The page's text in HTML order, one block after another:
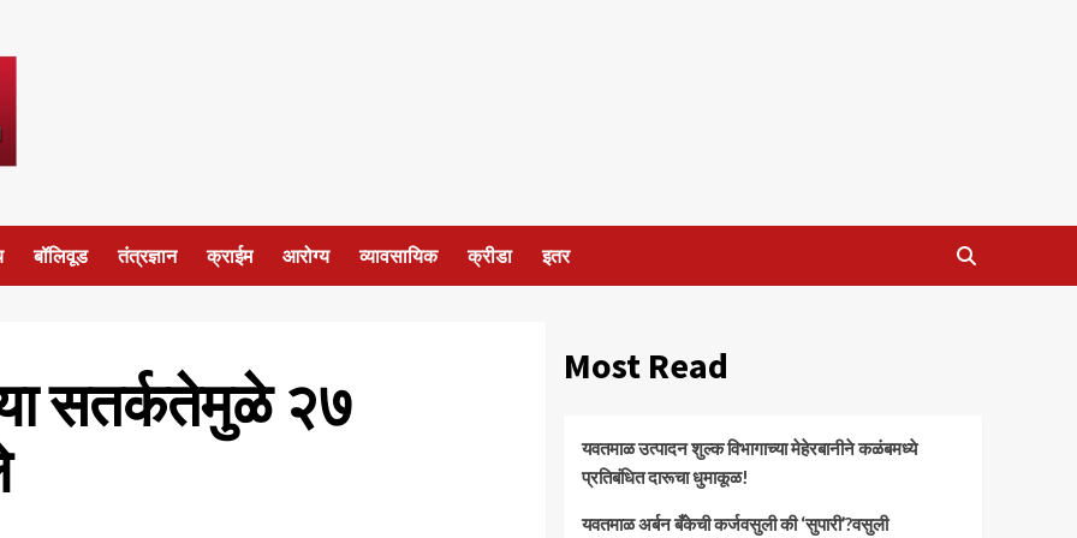
बॉलिवूड तंत्रज्ञान क्राईम आरोग्य व्यावसायिक क्रीडा इतर
सतर्कतेमुळे २७
Most Read
यवतमाळ उत्पादन शुल्क विभागाच्या मेहेरबानीने कळंबमध्ये
प्रतिबंधित दारूचा धुमाकूळ!
​यवतमाळ अर्बन बँकेची कर्जवसुली की ‘सुपारी’?वसुली